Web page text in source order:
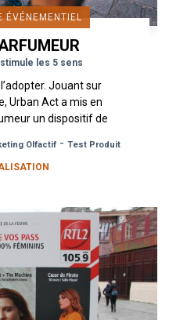
ÉVÉNEMENTIEL
les 5 sens
Jouant sur
Urban Act a mis en
un dispositif de
Olfactif- Test Produit